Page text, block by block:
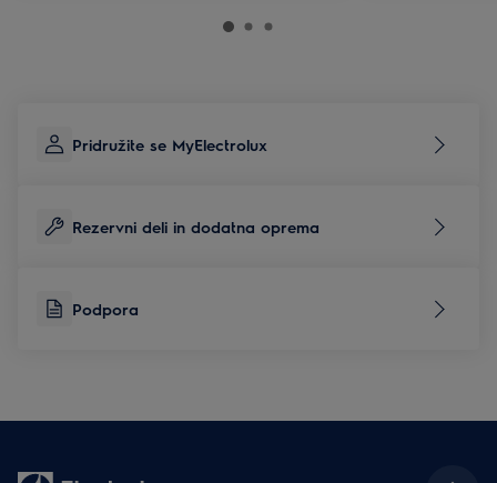
Pridružite se MyElectrolux
Rezervni deli in dodatna oprema
Podpora